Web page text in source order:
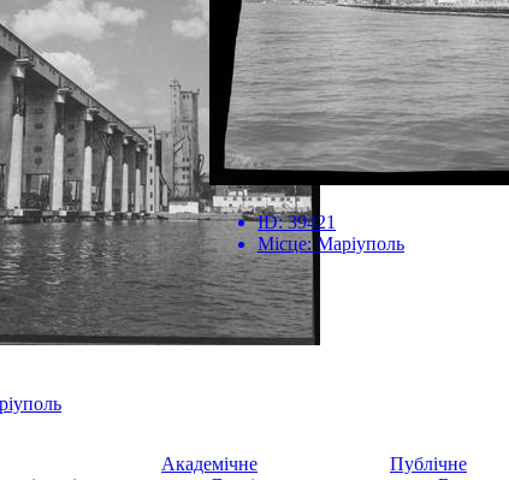
ID:39421
Місце:Маріуполь
Академічне
Публічне